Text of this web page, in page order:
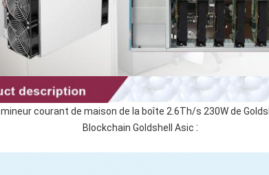
mineur courant de maison de la boîte 2.6Th/s 230W de
Blockchain Goldshell Asic :